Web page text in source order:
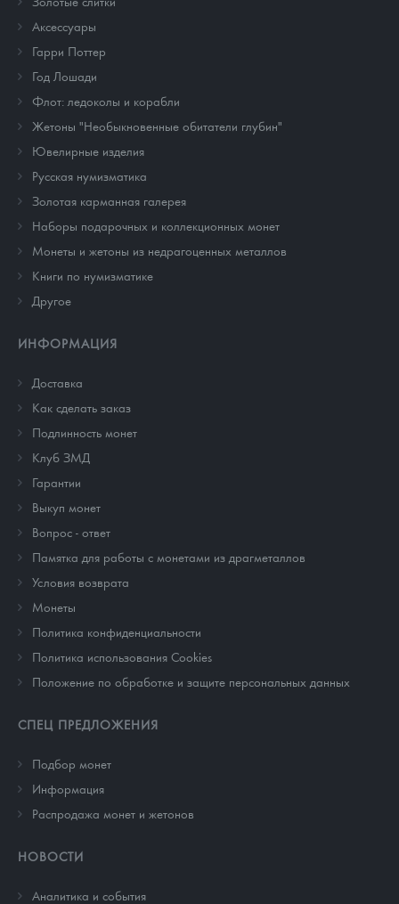
Аксессуары
Гарри Поттер
Год Лошади
Флот: ледоколы и корабли
Жетоны "Необыкновенные обитатели глубин"
Ювелирные изделия
Русская нумизматика
Золотая карманная галерея
Наборы подарочных и коллекционных монет
Монеты и жетоны из недрагоценных металлов
Книги по нумизматике
Другое
ИНФОРМАЦИЯ
Доставка
Как сделать заказ
Подлинность монет
Клуб ЗМД
Гарантии
Выкуп монет
Вопрос - ответ
Памятка для работы с монетами из драгметаллов
Условия возврата
Монеты
Политика конфиденциальности
Политика использования Cookies
Положение по обработке и защите персональных данных
СПЕЦ ПРЕДЛОЖЕНИЯ
Подбор монет
Информация
Распродажа монет и жетонов
НОВОСТИ
Аналитика и события